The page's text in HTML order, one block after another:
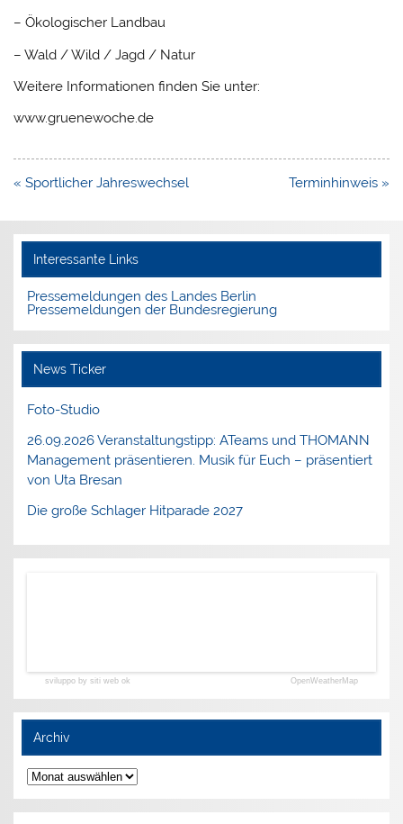
– Ökologischer Landbau
– Wald / Wild / Jagd / Natur
Weitere Informationen finden Sie unter:
www.gruenewoche.de
Beitragsnavigation
« Sportlicher Jahreswechsel Terminhinweis »
Interessante Links
Pressemeldungen des Landes Berlin
Pressemeldungen der Bundesregierung
News Ticker
Foto-Studio
26.09.2026 Veranstaltungstipp: ATeams und THOMANN
Management präsentieren. Musik für Euch – präsentiert
von Uta Bresan
Die große Schlager Hitparade 2027
sviluppo by siti web ok OpenWeatherMap
Archiv
Archiv